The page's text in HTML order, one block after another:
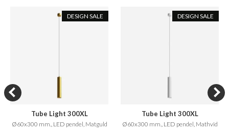
DESIGN SALE
Tube Light 300XL
Ø60x300 mm., LED pendel, Matguld
DESIGN SALE
Tube Light 300XL
Ø60x300 mm., LED pendel, Mathvid